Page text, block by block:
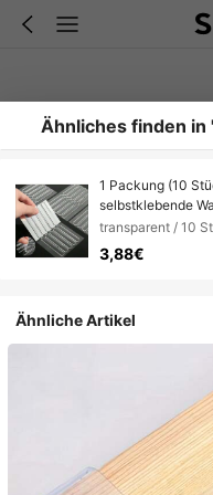
Ähnliches finden in
1 Packung (10
selbstklebende
transparent / 10
3,88€
Ähnliche Artikel